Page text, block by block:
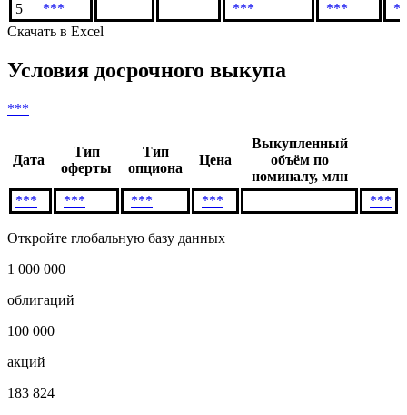
5
*** *** ***
Скачать в Excel
Условия досрочного выкупа
***
Дата
Тип
оферты
Тип
опциона
Цена
Выкупленный
объём по
номиналу, млн
***
*** *** *** ***
Откройте глобальную базу данных
1 000 000
облигаций
100 000
акций
183 824